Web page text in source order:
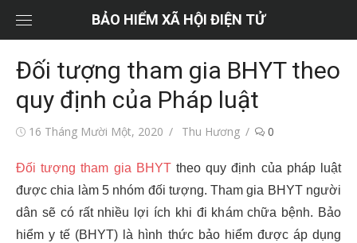
dung
BẢO HIỂM XÃ HỘI ĐIỆN TỬ
Đối tượng tham gia BHYT theo
quy định của Pháp luật
Đăng16 Tháng Mười Một, 2020
Tác
Thu Hương 0
Đối tượng tham gia BHYTtheo quy định của pháp luật
được chia làm 5 nhóm đối tượng. Tham gia BHYT người
dân sẽ có rất nhiều lợi ích khi đi khám chữa bệnh. Bảo
hiểm y tế (BHYT) là hình thức bảo hiểm được áp dụng